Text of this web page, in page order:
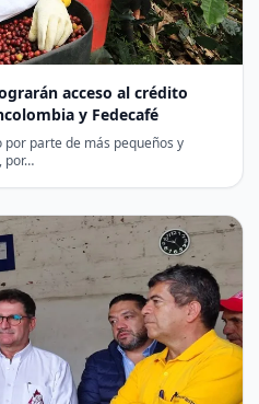
acceso al crédito
y Fedecafé
parte de más pequeños y
por…